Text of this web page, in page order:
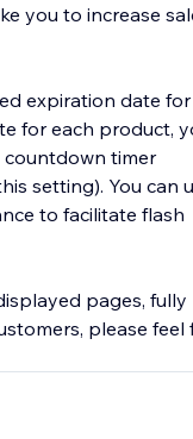
you to increase
expiration date for
for each product,
countdown timer
setting). You can
to facilitate flash
pages, fully
please feel